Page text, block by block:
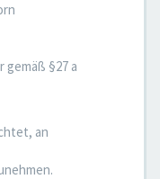
§27 a
an